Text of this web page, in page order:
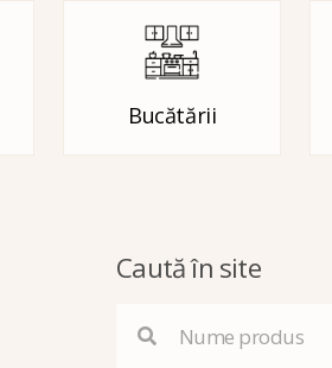
Bucătării
Caută în site